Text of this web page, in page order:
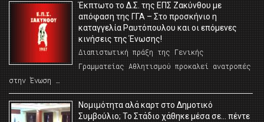
Έκπτωτο το Δ.Σ. της ΕΠΣ Ζακύνθου με
απόφαση της ΓΓΑ – Στο προσκήνιο η
καταγγελία Ραυτόπουλου και οι επόμενες
κινήσεις της Ένωσης!
Διαπιστωτική πράξη της Γενικής
Γραμματείας Αθλητισμού προκαλεί ανατροπές
στην Ένωση …
Νομιμότητα αλά καρτ στο Δημοτικό
Συμβούλιο; Το Στάδιο χάθηκε μέσα σε… πέντε